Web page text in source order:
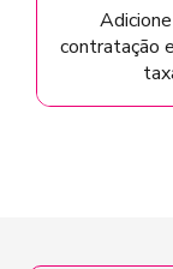
contratação